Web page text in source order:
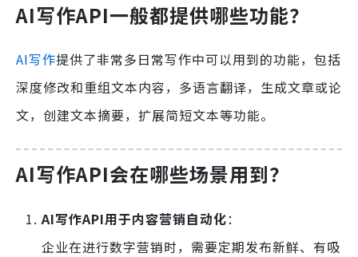
AI写作API一般都提供哪些功能？
AI写作提供了非常多日常写作中可以用到的功能，包括
深度修改和重组文本内容，多语言翻译，生成文章或论
文，创建文本摘要，扩展简短文本等功能。
AI写作API会在哪些场景用到？
AI写作API用于内容营销自动化：
企业在进行数字营销时，需要定期发布新鲜、有吸